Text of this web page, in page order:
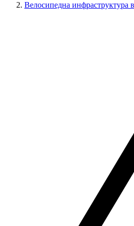
Велосипедна инфраструктура